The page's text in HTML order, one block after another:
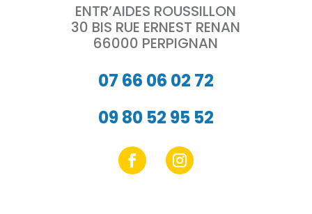
ENTR’AIDES ROUSSILLON
30 BIS RUE ERNEST RENAN
66000 PERPIGNAN
07 66 06 02 72
09 80 52 95 52